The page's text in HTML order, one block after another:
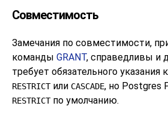
Совместимость
Замечания по совместимости,
команды GRANT, справедливы и
требует обязательного указания
RESTRICTили CASCADE, но Postgres
RESTRICTпо умолчанию.